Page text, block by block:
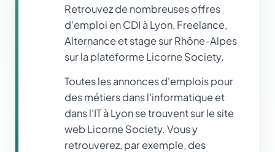
Retrouvez de nombreuses offres
d'emploi en CDI à Lyon, Freelance,
Alternance et stage sur Rhône-Alpes
sur la plateforme Licorne Society.
Toutes les annonces d'emplois pour
des métiers dans l'informatique et
dans l'IT à Lyon se trouvent sur le site
web Licorne Society. Vous y
retrouverez, par exemple, des